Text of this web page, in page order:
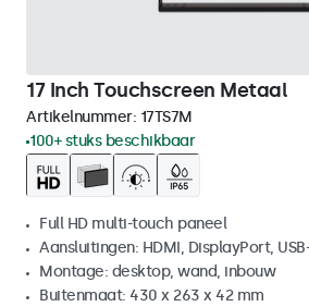
17 Inch Touchscreen Metaal
Artikelnummer: 17TS7M
100+ stuks beschikbaar
Full HD multi-touch paneel
Aansluitingen: HDMI, DisplayPort,
Montage: desktop, wand, inbouw
Buitenmaat: 430 x 263 x 42 mm